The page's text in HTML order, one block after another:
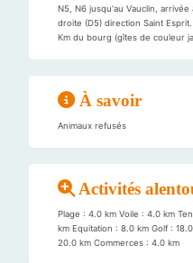
N5, N6 jusqu'au Vauclin,
droite (D5) direction Saint
Km du bourg (gîtes de couleur
À savoir
Animaux refusés
Activités
Plage : 4.0 km Voile : 4.0 km
km Equitation : 8.0 km Golf :
20.0 km Commerces : 4.0 km